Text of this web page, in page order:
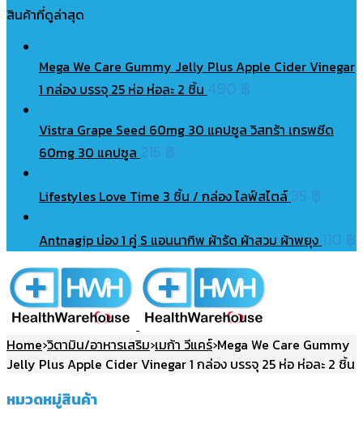
สินค้าที่ดูล่าสุด
Mega We Care Gummy Jelly Plus Apple Cider Vinegar
1 กล่อง บรรจุ 25 ห่อ ห่อละ 2 ชิ้น
Vistra Grape Seed 60mg 30 แคปซูล วิสทร้า เกรพซีด
60mg 30 แคปซูล
Lifestyles Love Time 3 ชิ้น / กล่อง ไลฟ์สไตล์
Antnagip น่อง 1 คู่ S แอนนากิพ ผ้ารัด ผ้าสวม ผ้าพยุง
Home›วิตามิน/อาหารเสริม›เมก้า วีแคร์›Mega We Care Gummy
Jelly Plus Apple Cider Vinegar 1 กล่อง บรรจุ 25 ห่อ ห่อละ 2 ชิ้น
หมวดหมู่สินค้า